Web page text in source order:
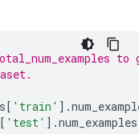
[ 'train' ].
[ 'test' ].num_examples